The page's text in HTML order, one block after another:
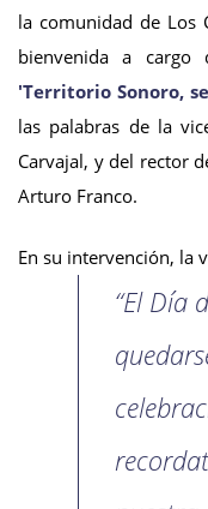
la comunidad de Los
bienvenida a
'Territorio Sonoro,
las palabras de la
Carvajal, y del rector
Arturo Franco.
En su intervención, la
“El Día